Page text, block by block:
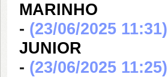
MARINHO
- (23/06/2025 11:31)
JUNIOR
- (23/06/2025 11:25)